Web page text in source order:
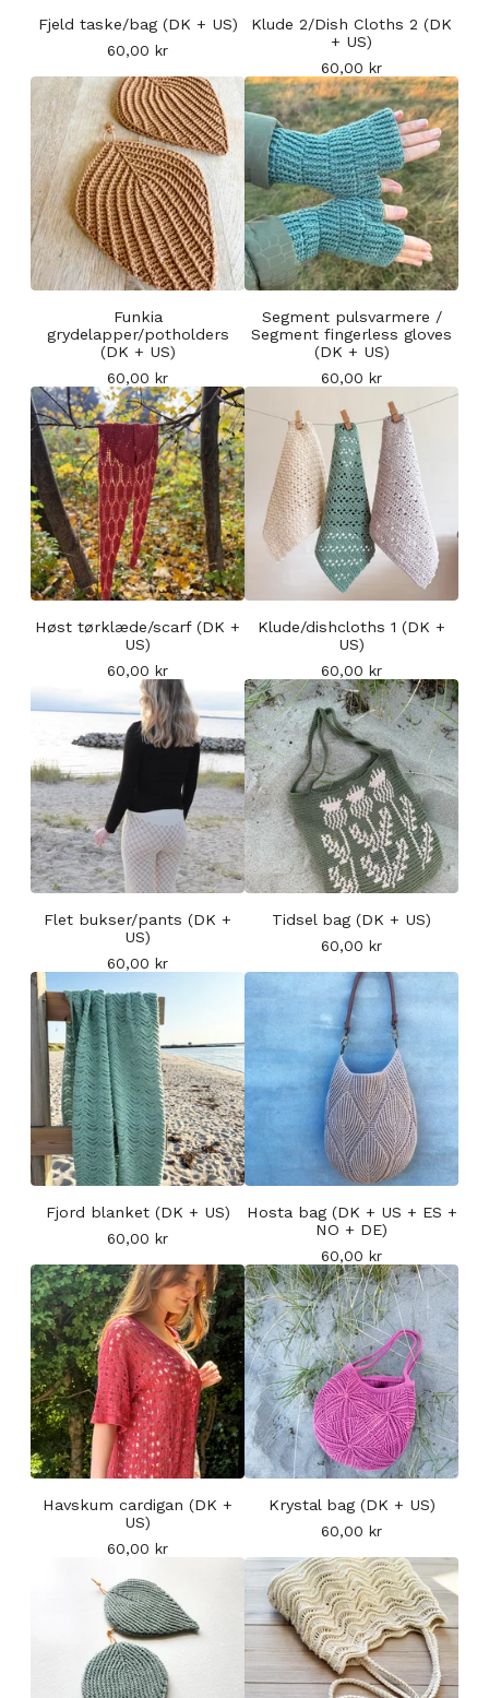
Fjeld taske/bag (DK + US)
60,00 kr
Klude 2/Dish Cloths 2 (DK
+ US)
60,00 kr
Funkia
grydelapper/potholders
(DK + US)
60,00 kr
Segment pulsvarmere /
Segment fingerless gloves
(DK + US)
60,00 kr
Høst tørklæde/scarf (DK +
US)
60,00 kr
Klude/dishcloths 1 (DK +
US)
60,00 kr
Flet bukser/pants (DK +
US)
60,00 kr
Tidsel bag (DK + US)
60,00 kr
Fjord blanket (DK + US)
60,00 kr
Hosta bag (DK + US + ES +
NO + DE)
60,00 kr
Havskum cardigan (DK +
US)
60,00 kr
Krystal bag (DK + US)
60,00 kr